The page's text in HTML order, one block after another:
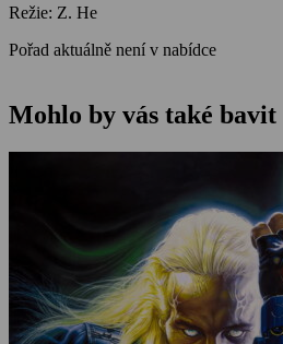
promění v dítě. Miley je nadšená a
Režie: Z. He
Pořad aktuálně není v nabídce
Mohlo by vás také bavit